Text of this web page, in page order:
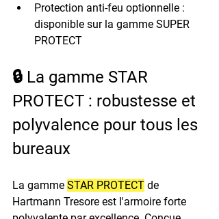
Protection anti-feu optionnelle :
disponible sur la gamme SUPER
PROTECT
🔒 La gamme STAR
PROTECT : robustesse et
polyvalence pour tous les
bureaux
La gamme STAR PROTECT de
Hartmann Tresore est l'armoire forte